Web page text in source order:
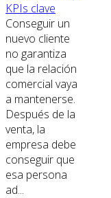
KPIs clave
Conseguir un
nuevo cliente
no garantiza
que la relación
comercial vaya
a mantenerse.
Después de la
venta, la
empresa debe
conseguir que
esa persona
ad...